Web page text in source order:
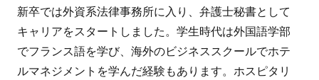
新卒では外資系法律事務所に入り、弁護士秘書として
キャリアをスタートしました。学生時代は外国語学部
でフランス語を学び、海外のビジネススクールでホテ
ルマネジメントを学んだ経験もあります。ホスピタリ